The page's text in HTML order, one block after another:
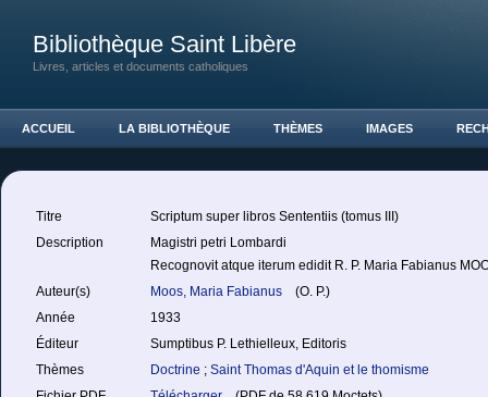
Bibliothèque Saint Libère
Livres, articles et documents catholiques
ACCUEIL LA BIBLIOTHÈQUE THÈMES IMAGES
Titre
Scriptum super libros Sententiis (tomus III)
Description
Magistri petri Lombardi
Recognovit atque iterum edidit R. P. Maria Fabianus
Auteur(s)
Moos, Maria Fabianus
(O. P.)
Année
1933
Éditeur
Sumptibus P. Lethielleux, Editoris
Thèmes
Doctrine ; Saint Thomas d'Aquin et le thomisme